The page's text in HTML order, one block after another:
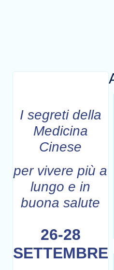
I segreti della
Medicina
Cinese
per vivere più a
lungo e in
buona salute
26-28
SETTEMBRE